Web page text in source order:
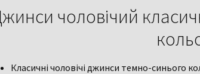
чоловічий
Класичні чоловічі джинси темно-синього